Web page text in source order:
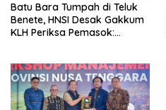
Batu Bara Tumpah di Teluk
Benete, HNSI Desak Gakkum
KLH Periksa Pemasok: